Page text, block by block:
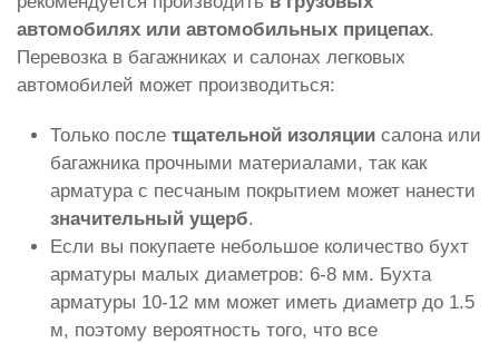
автомобилях или автомобильных прицепах.
Перевозка в багажниках и салонах легковых
автомобилей может производиться:
Только после тщательной изоляции салона или
багажника прочными материалами, так как
арматура с песчаным покрытием может нанести
значительный ущерб.
Если вы покупаете небольшое количество бухт
арматуры малых диаметров: 6-8 мм. Бухта
арматуры 10-12 мм может иметь диаметр до 1.5
м, поэтому вероятность того, что все